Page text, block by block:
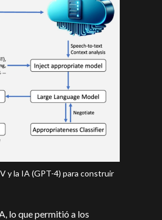
y la IA (GPT-4) para construir
lo que permitió a los